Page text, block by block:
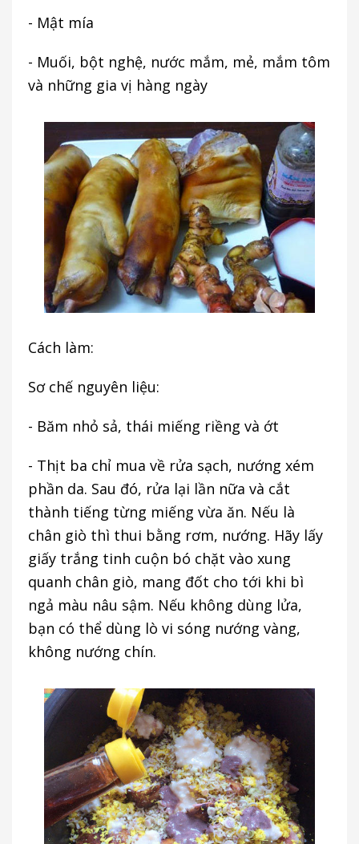
- Mật mía
- Muối, bột nghệ, nước mắm, mẻ, mắm tôm
và những gia vị hàng ngày
Cách làm:
Sơ chế nguyên liệu:
- Băm nhỏ sả, thái miếng riềng và ớt
- Thịt ba chỉ mua về rửa sạch, nướng xém
phần da. Sau đó, rửa lại lần nữa và cắt
thành tiếng từng miếng vừa ăn. Nếu là
chân giò thì thui bằng rơm, nướng. Hãy lấy
giấy trắng tinh cuộn bó chặt vào xung
quanh chân giò, mang đốt cho tới khi bì
ngả màu nâu sậm. Nếu không dùng lửa,
bạn có thể dùng lò vi sóng nướng vàng,
không nướng chín.